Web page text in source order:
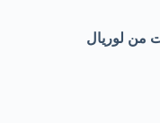
من لوريال